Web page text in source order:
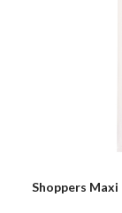
Shoppers